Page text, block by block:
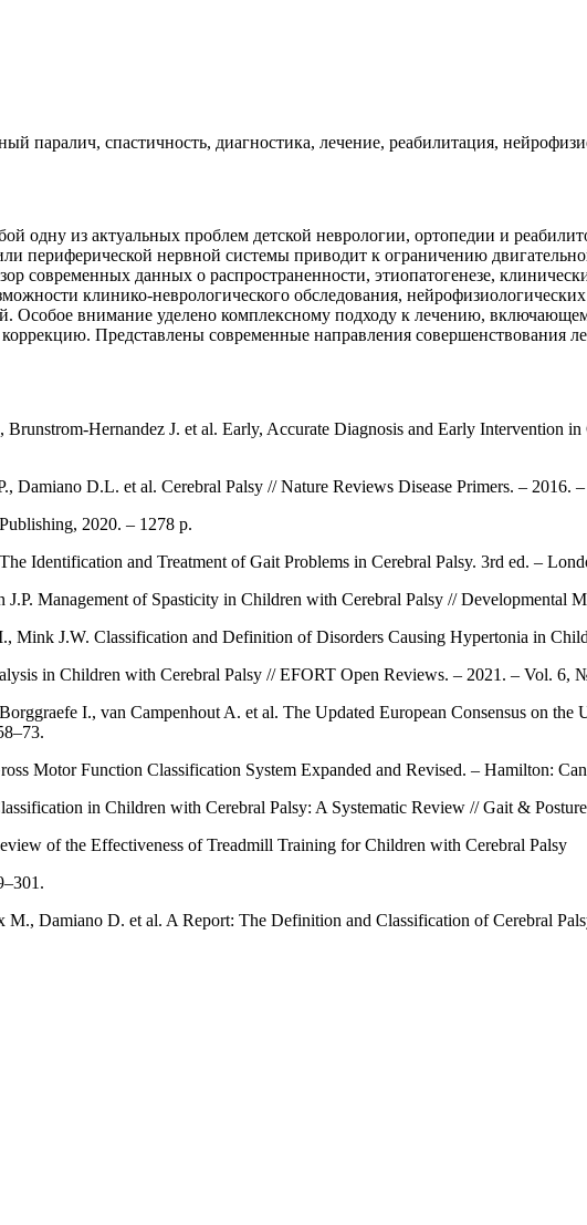
паралич, спастичность, диагностика, лечение, реабилитация,
одну из актуальных проблем детской неврологии, ортопедии и
периферической нервной системы приводит к ограничению
современных данных о распространенности, этиопатогенезе,
клинико-неврологического обследования,
Особое внимание уделено комплексному подходу к лечению,
Представлены современные направления совершенствования
Hernandez J. et al. Early, Accurate Diagnosis and Early Intervention
Damiano D.L. et al. Cerebral Palsy // Nature Reviews Disease Primers. –
2020. – 1278 p.
Identification and Treatment of Gait Problems in Cerebral Palsy. 3rd ed. –
Management of Spasticity in Children with Cerebral Palsy // Developmental
Mink J.W. Classification and Definition of Disorders Causing Hypertonia in
in Children with Cerebral Palsy // EFORT Open Reviews. – 2021. – Vol. 6,
I., van Campenhout A. et al. The Updated European Consensus on
Motor Function Classification System Expanded and Revised. – Hamilton:
in Children with Cerebral Palsy: A Systematic Review // Gait &
of the Effectiveness of Treadmill Training for Children with Cerebral Palsy
M., Damiano D. et al. A Report: The Definition and Classification of Cerebral